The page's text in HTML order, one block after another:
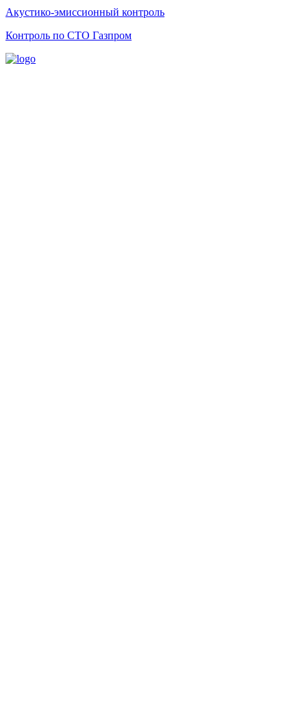
Акустико-эмиссионный контроль
Контроль по СТО Газпром